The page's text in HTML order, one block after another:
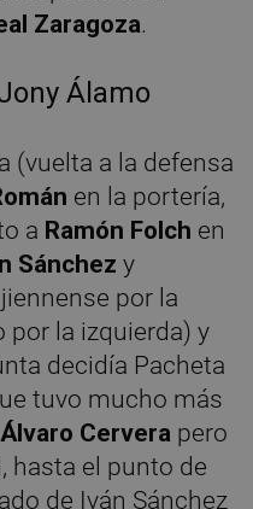
Zaragoza.
Álamo
(vuelta a la defensa
en la portería,
a Ramón Folch en
Sánchez y
por la
por la izquierda) y
decidía Pacheta
tuvo mucho más
Álvaro Cervera pero
hasta el punto de
de Iván Sánchez